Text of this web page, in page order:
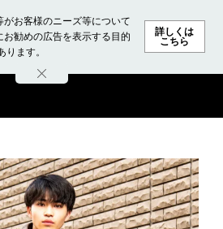
お客様のニーズ等について
勧めの広告を表示する目的
ます。
詳しくは
こちら
ランキング ファッション ビューテ